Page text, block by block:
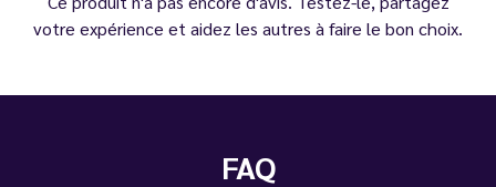
votre expérience et aidez les autres à faire le bon choix.
FAQ